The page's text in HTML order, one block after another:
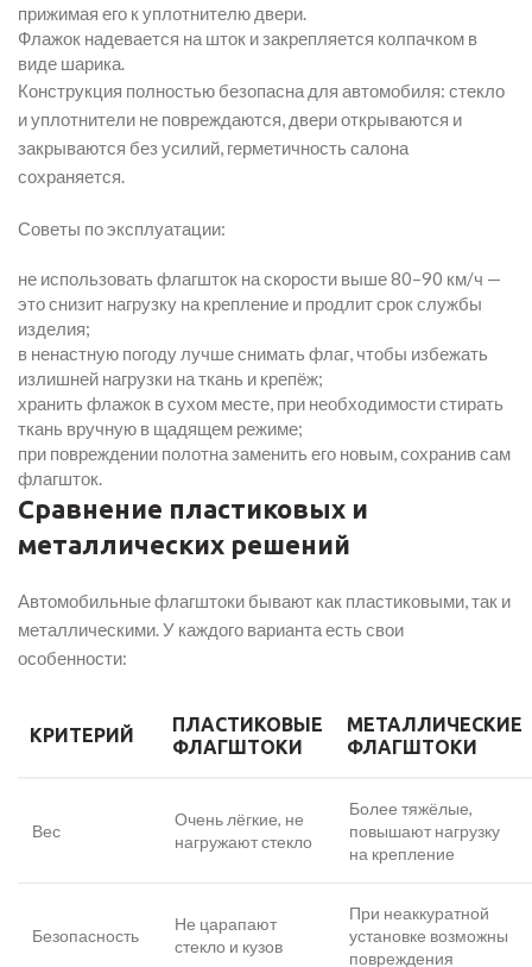
прижимая его к уплотнителю двери.
Флажок надевается на шток и закрепляется колпачком в
виде шарика.
Конструкция полностью безопасна для автомобиля: стекло
и уплотнители не повреждаются, двери открываются и
закрываются без усилий, герметичность салона
сохраняется.
Советы по эксплуатации:
не использовать флагшток на скорости выше 80–90 км/ч —
это снизит нагрузку на крепление и продлит срок службы
изделия;
в ненастную погоду лучше снимать флаг, чтобы избежать
излишней нагрузки на ткань и крепёж;
хранить флажок в сухом месте, при необходимости стирать
ткань вручную в щадящем режиме;
при повреждении полотна заменить его новым, сохранив сам
флагшток.
Сравнение пластиковых и
металлических решений
Автомобильные флагштоки бывают как пластиковыми, так и
металлическими. У каждого варианта есть свои
особенности:
КРИТЕРИЙ
ПЛАСТИКОВЫЕ
ФЛАГШТОКИ
МЕТАЛЛИЧЕСКИЕ
ФЛАГШТОКИ
Вес
Очень лёгкие, не
нагружают стекло
Более тяжёлые,
повышают нагрузку
на крепление
Безопасность
Не царапают
стекло и кузов
При неаккуратной
установке возможны
повреждения